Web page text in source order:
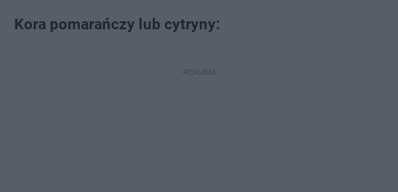
Kora pomarańczy lub cytryny: